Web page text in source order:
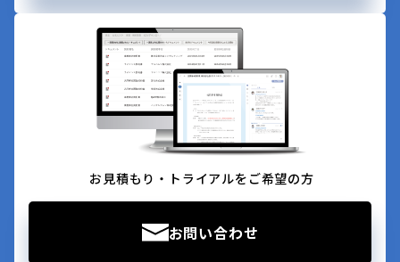
お見積もり・トライアルをご希望の方
お問い合わせ